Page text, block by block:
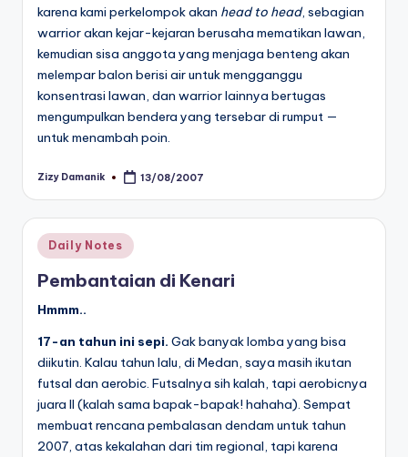
karena kami perkelompok akan head to head, sebagian
warrior akan kejar-kejaran berusaha mematikan lawan,
kemudian sisa anggota yang menjaga benteng akan
melempar balon berisi air untuk mengganggu
konsentrasi lawan, dan warrior lainnya bertugas
mengumpulkan bendera yang tersebar di rumput —
untuk menambah poin.
Posted
Zizy Damanik 13/08/2007
Posted
in
Daily Notes
Pembantaian di Kenari
Hmmm..
17-an tahun ini sepi. Gak banyak lomba yang bisa
diikutin. Kalau tahun lalu, di Medan, saya masih ikutan
futsal dan aerobic. Futsalnya sih kalah, tapi aerobicnya
juara II (kalah sama bapak-bapak! hahaha). Sempat
membuat rencana pembalasan dendam untuk tahun
2007, atas kekalahan dari tim regional, tapi karena